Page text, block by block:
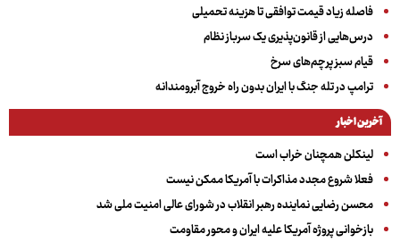
فاصله زیاد قیمت توافقی تا هزینه تحمیلی
درس‌هایی از قانون‌پذیری یک سرباز نظام
قیام سبز پرچم‌های سرخ
ترامپ در تله جنگ با ایران بدون راه خروج آبرومندانه
آخرین اخبار
لینکلن همچنان خراب است
فعلا شروع مجدد مذاکرات با آمریکا ممکن نیست
محسن رضایی نماینده رهبر انقلاب در شورای عالی امنیت ملی شد
بازخوانی پروژه آمریکا علیه ایران و محور مقاومت